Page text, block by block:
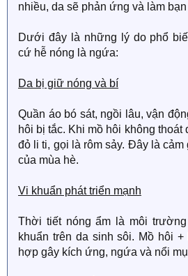
nhiều, da sẽ phản ứng và làm
Dưới đây là những lý do phổ
cứ hễ nóng là ngứa:
Da bị giữ nóng và bí
Quần áo bó sát, ngồi lâu, vận
hôi bị tắc. Khi mồ hôi không
đỏ li ti, gọi là rôm sảy. Đây là
của mùa hè.
Vi khuẩn phát triển mạnh
Thời tiết nóng ẩm là môi
khuẩn trên da sinh sôi. Mồ hôi
hợp gây kích ứng, ngứa và nổi